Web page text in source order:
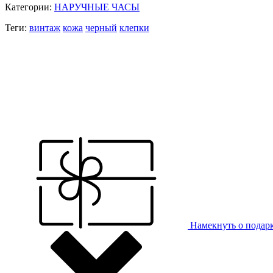
Категории: НАРУЧНЫЕ ЧАСЫ
Теги: винтаж кожа черный клепки
Намекнуть о